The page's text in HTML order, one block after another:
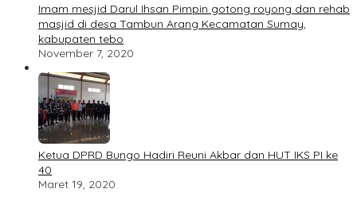
Imam mesjid Darul Ihsan Pimpin gotong royong dan rehab
masjid di desa Tambun Arang Kecamatan Sumay,
kabupaten tebo
November 7, 2020
Ketua DPRD Bungo Hadiri Reuni Akbar dan HUT IKS PI ke
40
Maret 19, 2020